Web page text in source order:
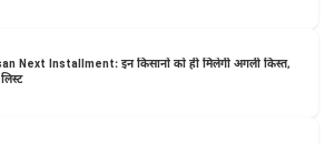
Next Installment: इन किसानों को ही मिलेगी अगली किस्त,